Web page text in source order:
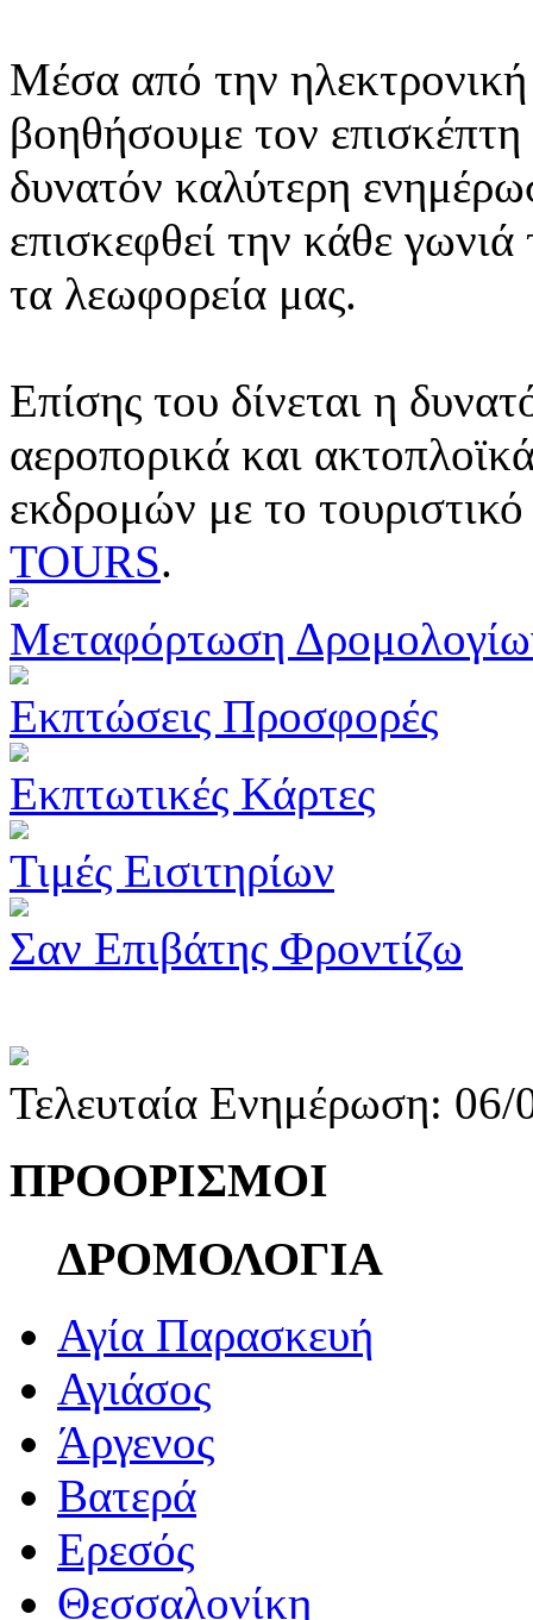
Μέσα από την ηλεκτρονική
βοηθήσουμε τον
δυνατόν καλύτερη
επισκεφθεί την κάθε
τα λεωφορεία μας.
Επίσης του δίνεται η
αεροπορικά και
εκδρομών με το
TOURS.
Μεταφόρτωση
Εκπτώσεις Προσφορές
Εκπτωτικές Κάρτες
Τιμές Εισιτηρίων
Σαν Επιβάτης Φροντίζω
Τελευταία Ενημέρωση:
ΠΡΟΟΡΙΣΜΟΙ
ΔΡΟΜΟΛΟΓΙΑ
Αγία Παρασκευή
Αγιάσος
Άργενος
Βατερά
Ερεσός
Θεσσαλονίκη